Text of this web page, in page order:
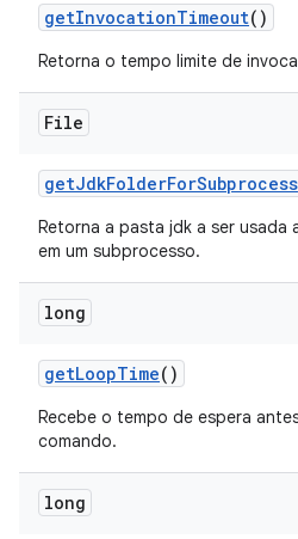
getInvocationTimeout()
Retorna o tempo limite de
File
getJdkFolderForSubprocess
Retorna a pasta jdk a ser usada
em um subprocesso.
long
getLoopTime()
Recebe o tempo de espera
comando.
long